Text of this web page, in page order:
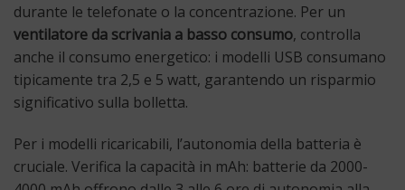
durante le telefonate o la concentrazione. Per un
ventilatore da scrivania a basso consumo, controlla
anche il consumo energetico: i modelli USB consumano
tipicamente tra 2,5 e 5 watt, garantendo un risparmio
significativo sulla bolletta.
Per i modelli ricaricabili, l’autonomia della batteria è
cruciale. Verifica la capacità in mAh: batterie da 2000-